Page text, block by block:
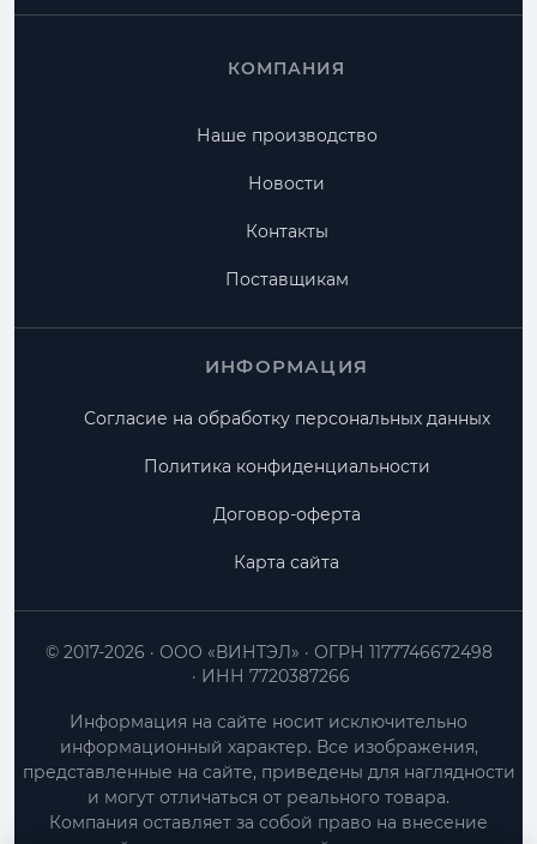
КОМПАНИЯ
Наше производство
Новости
Контакты
Поставщикам
ИНФОРМАЦИЯ
Согласие на обработку персональных данных
Политика конфиденциальности
Договор-оферта
Карта сайта
ООО «ВИНТЭЛ»
ОГРН 1177746672498
ИНН 7720387266
© 2017-2026
Информация на сайте носит исключительно
информационный характер. Все изображения,
представленные на сайте, приведены для наглядности
и могут отличаться от реального товара.
Компания оставляет за собой право на внесение